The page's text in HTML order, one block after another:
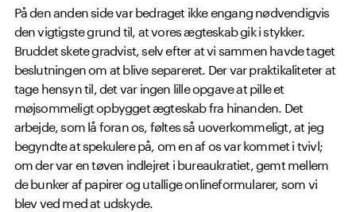
På den anden side var bedraget ikke engang nødvendigvis
den vigtigste grund til, at vores ægteskab gik i stykker.
Bruddet skete gradvist, selv efter at vi sammen havde taget
beslutningen om at blive separeret. Der var praktikaliteter at
tage hensyn til, det var ingen lille opgave at pille et
møjsommeligt opbygget ægteskab fra hinanden. Det
arbejde, som lå foran os, føltes så uoverkommeligt, at jeg
begyndte at spekulere på, om en af os var kommet i tvivl;
om der var en tøven indlejret i bureaukratiet, gemt mellem
de bunker af papirer og utallige onlineformularer, som vi
blev ved med at udskyde.